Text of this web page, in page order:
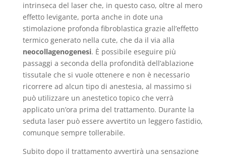
intrinseca del laser che, in questo caso, oltre al mero
effetto levigante, porta anche in dote una
stimolazione profonda fibroblastica grazie all’effetto
termico generato nella cute, che da il via alla
neocollagenogenesi. È possibile eseguire più
passaggi a seconda della profondità dell’ablazione
tissutale che si vuole ottenere e non è necessario
ricorrere ad alcun tipo di anestesia, al massimo si
può utilizzare un anestetico topico che verrà
applicato un’ora prima del trattamento. Durante la
seduta laser può essere avvertito un leggero fastidio,
comunque sempre tollerabile.
Subito dopo il trattamento avvertirà una sensazione